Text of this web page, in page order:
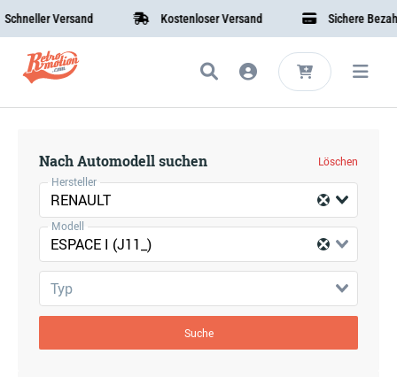
Versand Kostenloser Versand Sichere
Nach Automodell suchen
Löschen
Hersteller
RENAULT
Modell
ESPACE I (J11_)
Typ
Suche